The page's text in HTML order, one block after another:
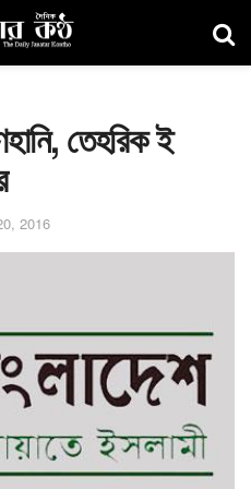
তেহরিক ই
2016